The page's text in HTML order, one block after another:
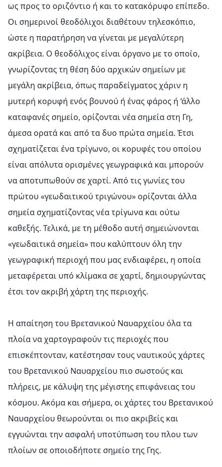
ως προς το οριζόντιο ή και το κατακόρυφο επίπεδο.
Οι σημερινοί θεοδόλιχοι διαθέτουν τηλεσκόπιο,
ώστε η παρατήρηση να γίνεται με μεγαλύτερη
ακρίβεια. Ο θεοδόλιχος είναι όργανο με το οποίο,
γνωρίζοντας τη θέση δύο αρχικών σημείων με
μεγάλη ακρίβεια, όπως παραδείγματος χάριν η
μυτερή κορυφή ενός βουνού ή ένας φάρος ή ‘άλλο
καταφανές σημείο, ορίζονται νέα σημεία στη Γη,
άμεσα ορατά και από τα δυο πρώτα σημεία. Έτσι
σχηματίζεται ένα τρίγωνο, οι κορυφές του οποίου
είναι απόλυτα ορισμένες γεωγραφικά και μπορούν
να αποτυπωθούν σε χαρτί. Από τις γωνίες του
πρώτου «γεωδαιτικού τριγώνου» ορίζονται άλλα
σημεία σχηματίζοντας νέα τρίγωνα και ούτω
καθεξής. Τελικά, με τη μέθοδο αυτή σημειώνονται
«γεωδαιτικά σημεία» που καλύπτουν όλη την
γεωγραφική περιοχή που μας ενδιαφέρει, η οποία
μεταφέρεται υπό κλίμακα σε χαρτί, δημιουργώντας
έτσι τον ακριβή χάρτη της περιοχής.
Η απαίτηση του Βρετανικού Ναυαρχείου όλα τα
πλοία να χαρτογραφούν τις περιοχές που
επισκέπτονταν, κατέστησαν τους ναυτικούς χάρτες
του Βρετανικού Ναυαρχείου πιο σωστούς και
πλήρεις, με κάλυψη της μέγιστης επιφάνειας του
κόσμου. Ακόμα και σήμερα, οι χάρτες του Βρετανικού
Ναυαρχείου θεωρούνται οι πιο ακριβείς και
εγγυώνται την ασφαλή υποτύπωση του πλου των
πλοίων σε οποιοδήποτε σημείο της Γης.